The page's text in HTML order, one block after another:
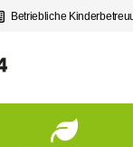
Betriebliche